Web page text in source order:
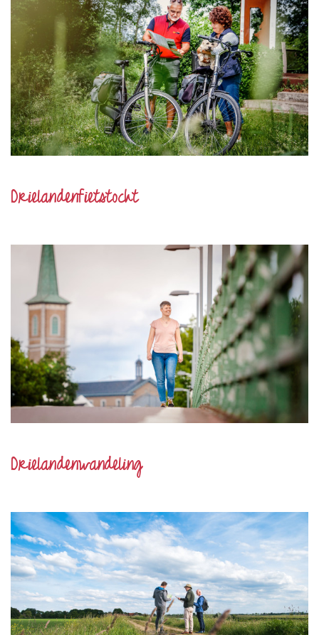
Drielandenfietstocht
Drielandenwandeling